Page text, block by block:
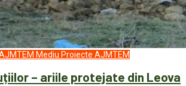
Mediu Proiecte AJMTEM
– ariile protejate din Leova